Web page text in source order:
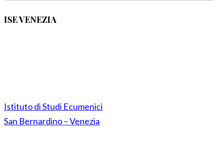
ISE VENEZIA
Istituto di Studi Ecumenici
San Bernardino – Venezia